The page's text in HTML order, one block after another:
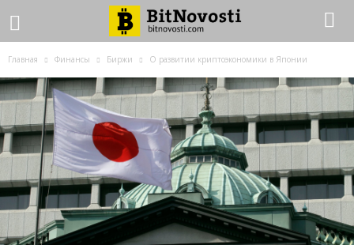
Главная Финансы Биржи О развитии криптоэкономики в Японии